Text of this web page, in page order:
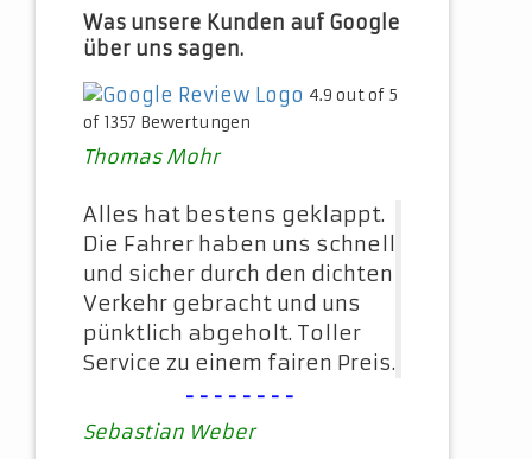
Was unsere Kunden auf Google
über uns sagen.
4.9 out of 5
of 1357 Bewertungen
Thomas Mohr
Alles hat bestens geklappt.
Die Fahrer haben uns schnell
und sicher durch den dichten
Verkehr gebracht und uns
pünktlich abgeholt. Toller
Service zu einem fairen Preis.
--------
Sebastian Weber